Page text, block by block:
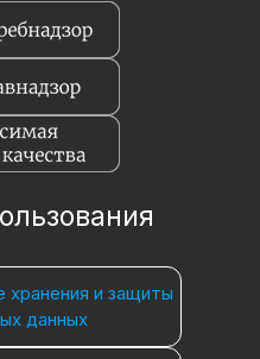
и защиты
данных